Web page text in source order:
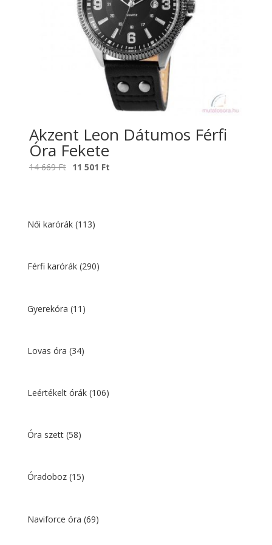
Akzent Leon Dátumos Férfi
Óra Fekete
14 669Ft Original
669 Ft.
11 501 Ft
Női karórák (113)
Férfi karórák (290)
Gyerekóra (11)
Lovas óra (34)
Leértékelt órák (106)
Óra szett (58)
Óradoboz (15)
Naviforce óra (69)